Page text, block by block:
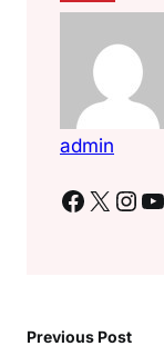
admin
Facebook X Instagram YouTube
Previous Post